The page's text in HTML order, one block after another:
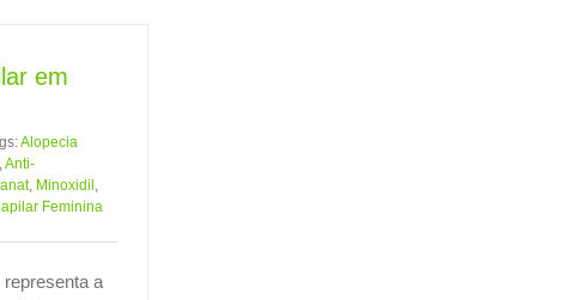
em
Alopecia
,Anti-
, Minoxidil ,
Feminina
representa a